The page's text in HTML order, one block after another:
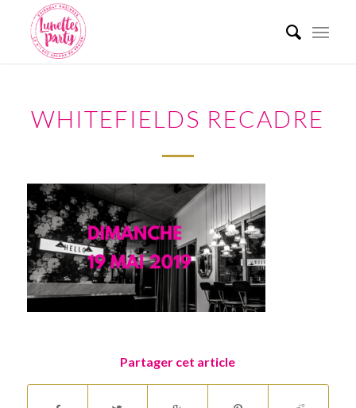
WHITEFIELDS RECADRE
Partager cet article